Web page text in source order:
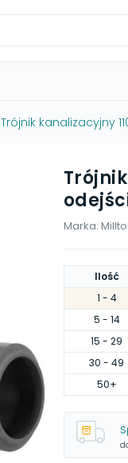
Trójnik kanalizacyjny
Marka: Millto
Ilość
1 - 4
5 - 14
15 - 29
30 - 49
50+